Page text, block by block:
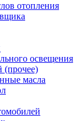
отопления
освещения
(прочее)
масла